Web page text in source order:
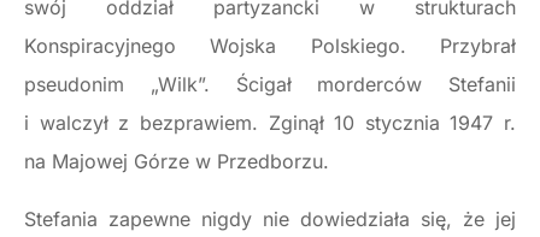
swój oddział partyzancki w strukturach
Konspiracyjnego Wojska Polskiego. Przybrał
pseudonim „Wilk”. Ścigał morderców Stefanii
i walczył z bezprawiem. Zginął 10 stycznia 1947 r.
na Majowej Górze w Przedborzu.
Stefania zapewne nigdy nie dowiedziała się, że jej